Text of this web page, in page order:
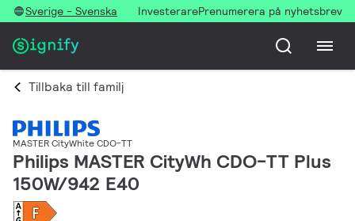
Sverige - Svenska InvesterarePrenumerera på nyhetsbrev
Tillbaka till familj
MASTER CityWhite CDO-TT
Philips MASTER CityWh CDO-TT Plus
150W/942 E40